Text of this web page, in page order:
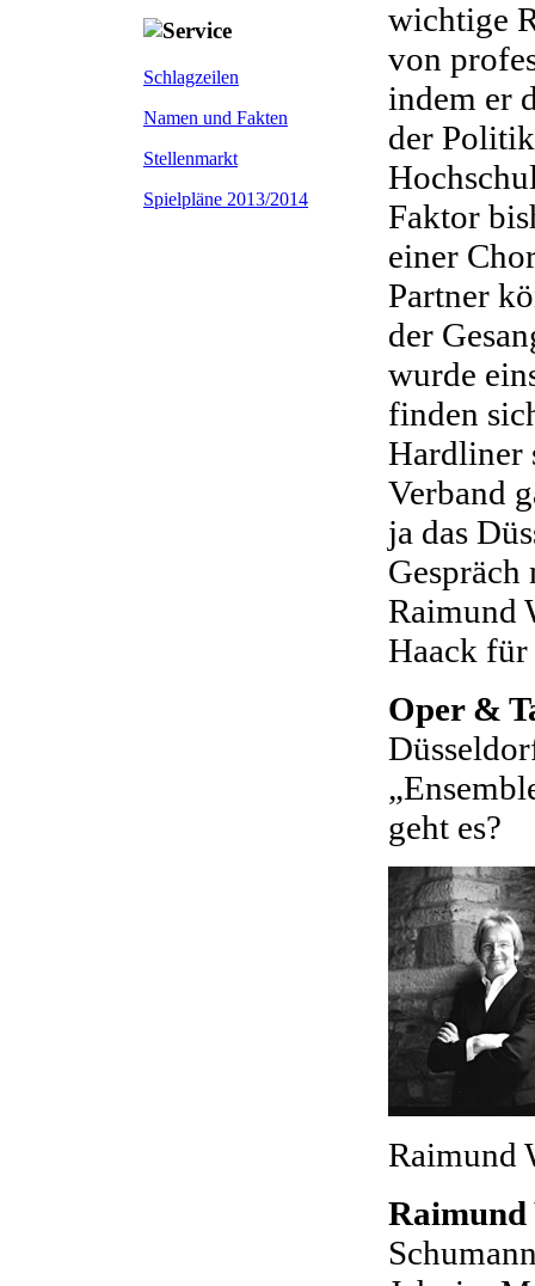
Schlagzeilen
Namen und Fakten
Stellenmarkt
Spielpläne 2013/2014
wichtige
von
indem er
der
Faktor
einer
Partner
der
wurde
finden
Hardliner
Verband
ja das
Raimund
Haack für
Oper &
geht es?
Raimund